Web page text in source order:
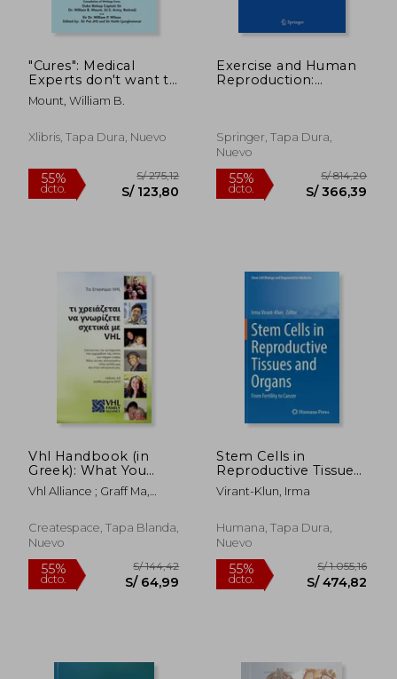
S/ 566,99 dcto.
"Cures": Medical
Experts don't want to
admit to (en Inglés)
Mount, William B.
Xlibris, Tapa Dura, Nuevo
Exercise and Human
Reproduction:
Springer, Tapa Dura,
Nuevo
Vhl Handbook (in
Greek): What You
Need to Know about
Vhl
Vhl Alliance ; Graff Ma,
Alexandridou, Athina
Createspace, Tapa Blanda,
Nuevo
Stem Cells in
Reproductive Tissues
and Organs: From
Fertility to Cancer (en
Virant-Klun, Irma
Humana, Tapa Dura,
Nuevo